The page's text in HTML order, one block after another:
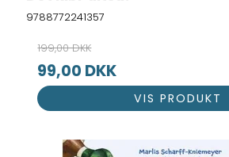
9788772241357
199,00 DKK
99,00 DKK
VIS PRODUKT